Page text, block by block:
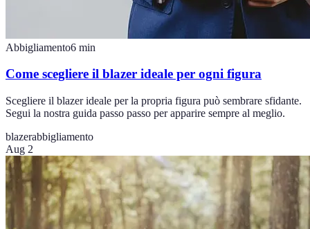
Abbigliamento6 min
Come scegliere il blazer ideale per ogni figura
Scegliere il blazer ideale per la propria figura può sembrare sfidante.
Segui la nostra guida passo passo per apparire sempre al meglio.
blazerabbigliamento
Aug 2